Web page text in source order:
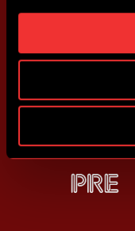
cookies a účely
„Podrobném
kdykoliv změnit. Jak